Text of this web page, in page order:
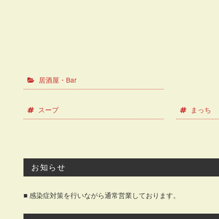
居酒屋・Bar
スープ まっち
お知らせ
■ 感染症対策を行いながら通常営業しております。